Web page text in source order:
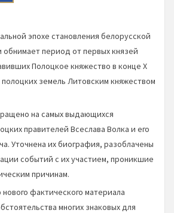
эпохе становления белорусской
обнимает период от первых князей
Полоцкое княжество в конце X
земель Литовским княжеством
на самых выдающихся
правителей Всеслава Волка и его
Уточнена их биография, разоблачены
событий с их участием, проникшие
причинам.
фактического материала
многих знаковых для